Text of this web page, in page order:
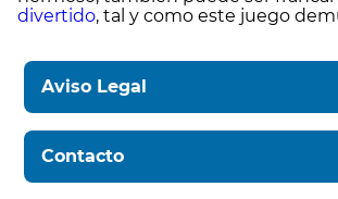
divertido, tal y como este juego
Aviso Legal
Contacto